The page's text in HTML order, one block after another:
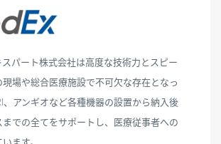
スパート株式会社は高度な技術力とスピー
現場や総合医療施設で不可欠な存在となっ
、アンギオなど各種機器の設置から納入後
までの全てをサポートし、医療従事者への